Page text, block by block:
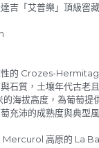
吉「艾普樂」頂級窖
的 Crozes-
石質，土壤年代古老
海拔高度，為葡萄提
充沛的成熟度與典型
Mercurol 高原的 La